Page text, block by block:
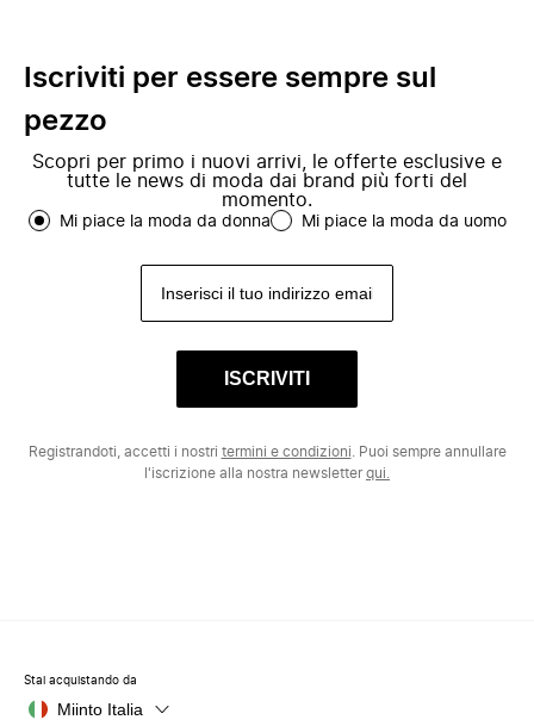
Iscriviti per essere sempre sul
pezzo
Scopri per primo i nuovi arrivi, le offerte esclusive e
tutte le news di moda dai brand più forti del
momento.
Mi piace la moda da donna Mi piace la moda da uomo
ISCRIVITI
Registrandoti, accetti i nostri termini e condizioni . Puoi sempre annullare
l'iscrizione alla nostra newsletterqui.
Stai acquistando da
Miinto Italia